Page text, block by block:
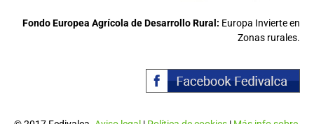
Fondo Europea Agrícola de Desarrollo Rural: Europa Invierte en
Zonas rurales.